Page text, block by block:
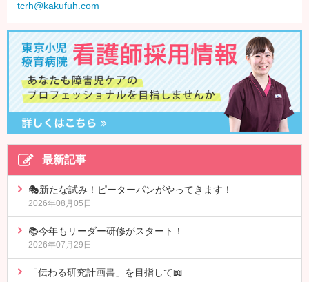
tcrh@kakufuh.com
最新記事
🎭新たな試み！ピーターパンがやってきます！
2026年08月05日
📚今年もリーダー研修がスタート！
2026年07月29日
「伝わる研究計画書」を目指して📖